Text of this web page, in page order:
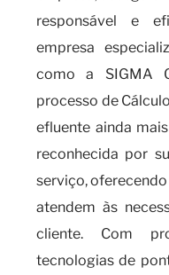
responsável e
empresa
como a SIGMA
processo de
efluente ainda
reconhecida por
serviço,
atendem às
cliente. Com
tecnologias de